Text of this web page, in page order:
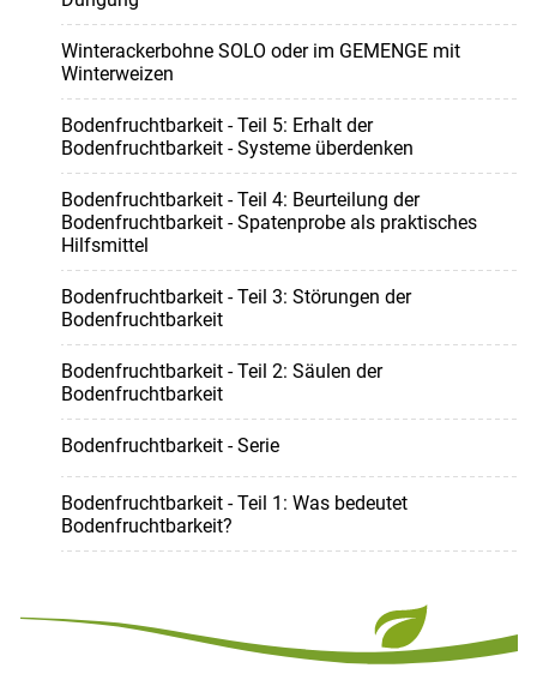
Winterackerbohne SOLO oder im GEMENGE mit
Winterweizen
Bodenfruchtbarkeit - Teil 5: Erhalt der
Bodenfruchtbarkeit - Systeme überdenken
Bodenfruchtbarkeit - Teil 4: Beurteilung der
Bodenfruchtbarkeit - Spatenprobe als praktisches
Hilfsmittel
Bodenfruchtbarkeit - Teil 3: Störungen der
Bodenfruchtbarkeit
Bodenfruchtbarkeit - Teil 2: Säulen der
Bodenfruchtbarkeit
Bodenfruchtbarkeit - Serie
Bodenfruchtbarkeit - Teil 1: Was bedeutet
Bodenfruchtbarkeit?